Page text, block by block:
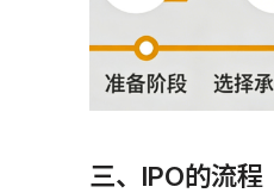
三、IPO的流程